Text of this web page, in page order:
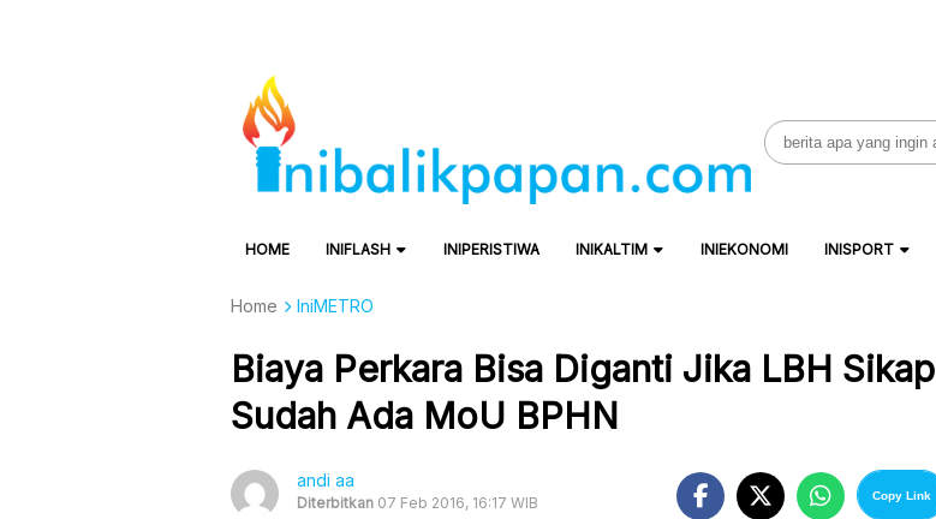
Search
for:
HOME INIFLASH INIPERISTIWA INIKALTIM INIEKONOMI INISPORT
Home IniMETRO
Biaya Perkara Bisa Diganti Jika LBH Sikap
Sudah Ada MoU BPHN
andi aa
Diterbitkan 07 Feb 2016, 16:17 WIB Copy Link